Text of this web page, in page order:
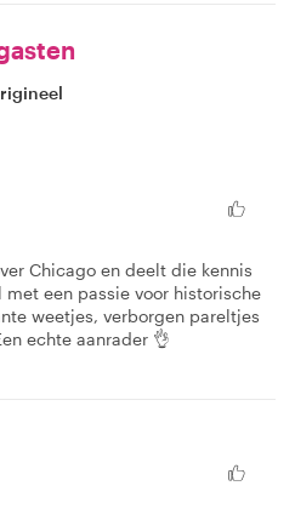
Chicago en deelt die kennis
een passie voor historische
weetjes, verborgen pareltjes
echte aanrader 👌